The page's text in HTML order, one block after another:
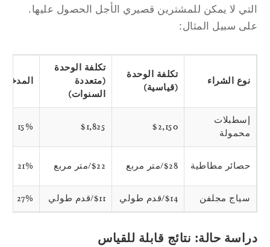
لا يمكن للمشترين قصيري الأجل الحصول عليها.
سبيل المثال:
نوع الشراء
تكلفة الوحدة
(قياسية)
تكلفة الوحدة
(متعددة
السنوات)
المدخرات
إسطبلات
محمولة
$2,150
$1,825
حصائر مطاطية $28/متر مربع
سياج مجلفن $11/قدم طولي 27%
حالة: نتائج قابلة للقياس